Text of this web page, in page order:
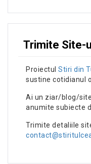
Trimite Site-
Proiectul Stiri din
sustine cotidianul
Ai un ziar/blog/
anumite subiecte
Trimite detaliile